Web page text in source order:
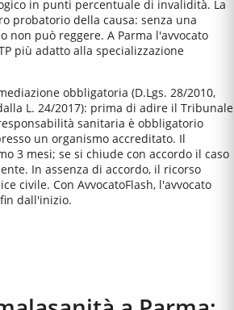
in punti percentuale di invalidità. La
probatorio della causa: senza una
non può reggere. A Parma l'avvocato
più adatto alla specializzazione
obbligatoria (D.Lgs. 28/2010,
L. 24/2017): prima di adire il Tribunale
sanitaria è obbligatorio
un organismo accreditato. Il
3 mesi; se si chiude con accordo il caso
In assenza di accordo, il ricorso
civile. Con AvvocatoFlash, l'avvocato
dall'inizio.